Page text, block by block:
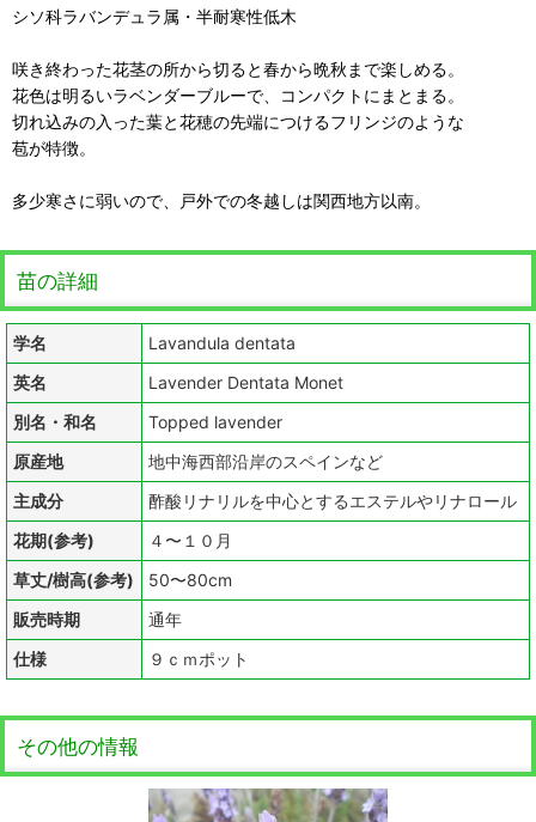
シソ科ラバンデュラ属・半耐寒性低木
咲き終わった花茎の所から切ると春から晩秋まで楽しめる。
花色は明るいラベンダーブルーで、コンパクトにまとまる。
切れ込みの入った葉と花穂の先端につけるフリンジのような
苞が特徴。
多少寒さに弱いので、戸外での冬越しは関西地方以南。
苗の詳細
学名
Lavandula dentata
英名
Lavender Dentata Monet
別名・和名
Topped lavender
原産地
地中海西部沿岸のスペインなど
主成分
酢酸リナリルを中心とするエステルやリナロール
花期(参考)
４〜１０月
草丈/樹高(参考)
50〜80cm
販売時期
通年
仕様
９ｃｍポット
その他の情報